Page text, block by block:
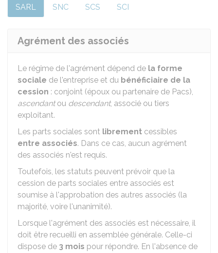
SARL SNC SCS SCI
Agrément des associés
Le régime de l'agrément dépend de la forme
sociale de l'entreprise et du bénéficiaire de la
cession : conjoint (époux ou partenaire de Pacs),
ascendantou descendant, associé ou tiers
exploitant.
Les parts sociales sont librement cessibles
entre associés. Dans ce cas, aucun agrément
des associés n'est requis.
Toutefois, les statuts peuvent prévoir que la
cession de parts sociales entre associés est
soumise à l'approbation des autres associés (la
majorité, voire l'unanimité).
Lorsque l'agrément des associés est nécessaire, il
doit être recueilli en assemblée générale. Celle-ci
dispose de 3 mois pour répondre. En l'absence de